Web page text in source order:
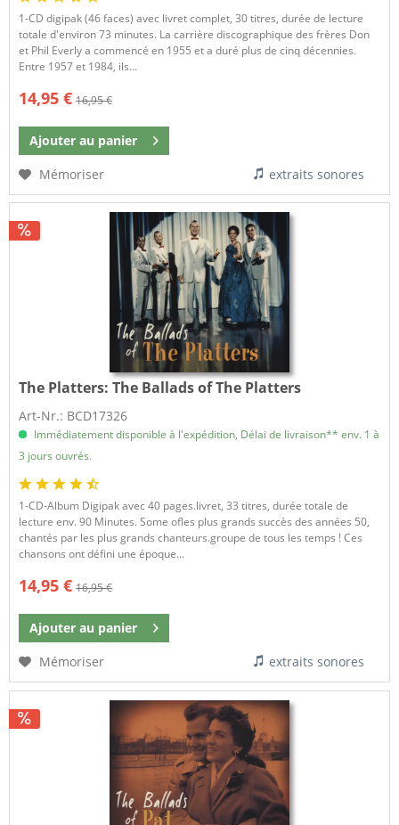
1-CD digipak (46 faces) avec livret complet, 30 titres, durée de lecture
totale d'environ 73 minutes. La carrière discographique des frères Don
et Phil Everly a commencé en 1955 et a duré plus de cinq décennies.
Entre 1957 et 1984, ils...
14,95 € 16,95 €
Ajouter au panier
Mémoriser
extraits sonores
The Platters:The Ballads of The Platters
Art-Nr.: BCD17326
Immédiatement disponible à l'expédition, Délai de livraison** env. 1 à
3 jours ouvrés.
1-CD-Album Digipak avec 40 pages.livret, 33 titres, durée totale de
lecture env. 90 Minutes. Some ofles plus grands succès des années 50,
chantés par les plus grands chanteurs.groupe de tous les temps ! Ces
chansons ont défini une époque...
14,95 € 16,95 €
Ajouter au panier
Mémoriser
extraits sonores